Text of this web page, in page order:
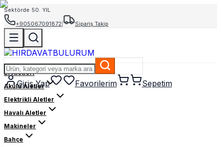
Sektörde 50. YIL
+905067091872
Sipariş Takip
Giriş Yap Favorilerim Sepetim
El Aletleri
Akülü Aletler
Elektrikli Aletler
Havalı Aletler
Makineler
Bahçe